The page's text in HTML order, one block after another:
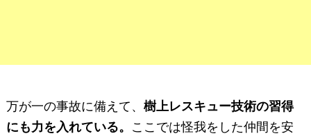
万が一の事故に備えて、 樹上レスキュー技術の習得
にも力を入れている。 ここでは怪我をした仲間を安